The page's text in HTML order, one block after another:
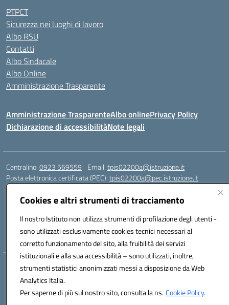
Cookies e altri strumenti di tracciamento
Il nostro Istituto non utilizza strumenti di profilazione degli utenti -
sono utilizzati esclusivamente cookies tecnici necessari al
corretto funzionamento del sito, alla fruibilità dei servizi
istituzionali e alla sua accessibilità – sono utilizzati, inoltre,
strumenti statistici anonimizzati messi a disposizione da Web
Analytics Italia.
Per saperne di più sul nostro sito, consulta la ns.Cookie Policy.
PTPCT
Sicurezza nei luoghi di lavoro
Albo RSU
Contatti
Albo Sindacale
Albo Online
Amministrazione Trasparente
Amministrazione TrasparenteAlbo onlinePrivacy Policy
Dichiarazione di accessibilitàNote legali
Centralino:0923 569559 Email:tpis02200a@istruzione.it
Posta elettronica certificata (PEC):tpis02200a@pec.istruzione.it
Codice fiscale: 93066580817
Codice meccanografico:
TPIS02200A
VIA CESARÒ, 36 - 91016 ERICE - CASA SANTA (TP)
Telefono: 0923569559
Hosting & Powered by 3D Solution S.r.l.
Concept & Design by Designers Italia